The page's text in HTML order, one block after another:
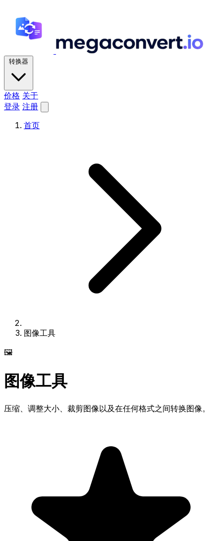
转换器
价格 关于
登录 注册
首页
图像工具
🖼️
图像工具
压缩、调整大小、裁剪图像以及在任何格式之间转换图像。